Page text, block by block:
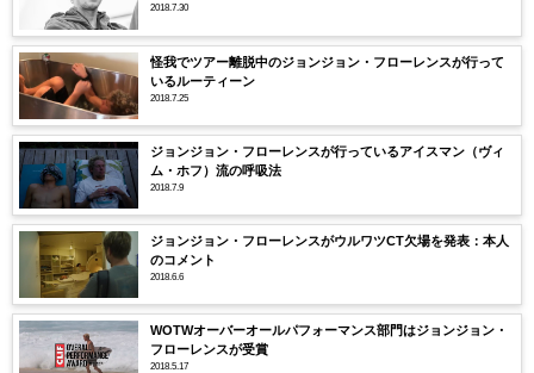
2018.7.30
怪我でツアー離脱中のジョンジョン・フローレンスが行って
いるルーティーン
2018.7.25
ジョンジョン・フローレンスが行っているアイスマン（ヴィ
ム・ホフ）流の呼吸法
2018.7.9
ジョンジョン・フローレンスがウルワツCT欠場を発表：本人
のコメント
2018.6.6
WOTWオーバーオールパフォーマンス部門はジョンジョン・
フローレンスが受賞
2018.5.17